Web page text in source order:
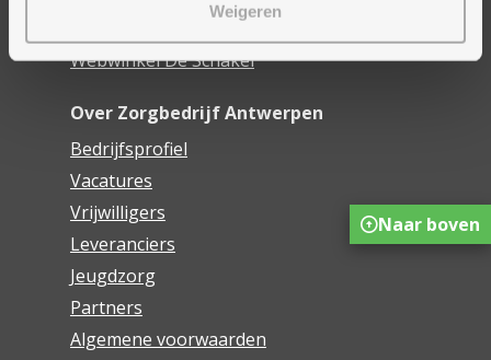
Weigeren
Webwinkel De Schakel
Over Zorgbedrijf Antwerpen
Bedrijfsprofiel
Vacatures
Vrijwilligers
Leveranciers
Jeugdzorg
Partners
Algemene voorwaarden
Naar boven